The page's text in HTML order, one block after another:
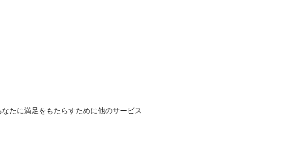
たに満足をもたらすために他のサービス